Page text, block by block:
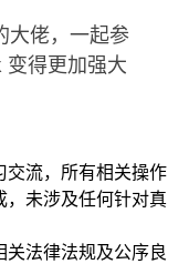
大佬，一起参
变得更加强大
交流，所有相关操作
，未涉及任何针对真
法律法规及公序良